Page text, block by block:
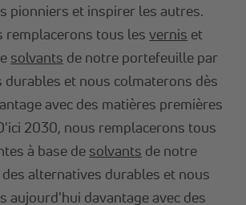
pionniers et inspirer les autres.
remplacerons tous lesvernis et
solvants de notre portefeuille par
durables et nous colmaterons dès
avec des matières premières
2030, nous remplacerons tous
à base de solvants de notre
alternatives durables et nous
aujourd'hui davantage avec des